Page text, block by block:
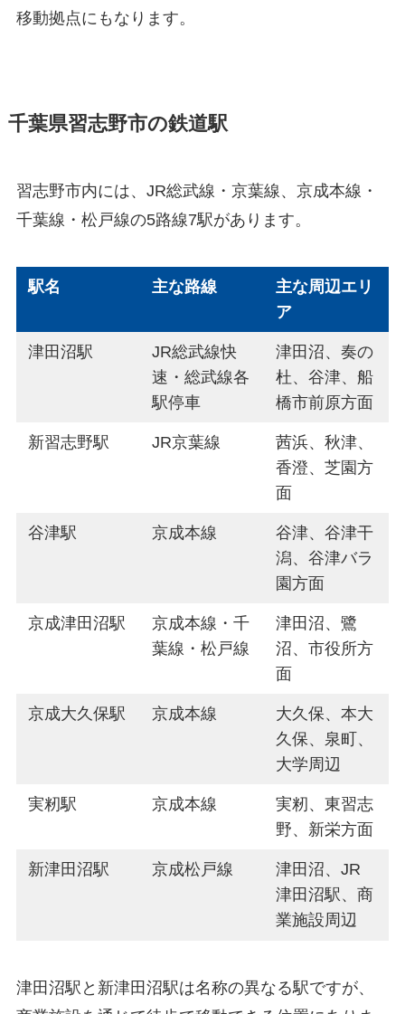
移動拠点にもなります。
千葉県習志野市の鉄道駅
習志野市内には、JR総武線・京葉線、京成本線・
千葉線・松戸線の5路線7駅があります。
駅名 主な路線
主な周辺エリ
ア
津田沼駅
JR総武線快
速・総武線各
駅停車
津田沼、奏の
杜、谷津、船
橋市前原方面
新習志野駅 JR京葉線
茜浜、秋津、
香澄、芝園方
面
谷津駅 京成本線
谷津、谷津干
潟、谷津バラ
園方面
京成津田沼駅
京成本線・千
葉線・松戸線
津田沼、鷺
沼、市役所方
面
京成大久保駅 京成本線
大久保、本大
久保、泉町、
大学周辺
実籾駅 京成本線
実籾、東習志
野、新栄方面
新津田沼駅 京成松戸線
津田沼、JR
津田沼駅、商
業施設周辺
津田沼駅と新津田沼駅は名称の異なる駅ですが、